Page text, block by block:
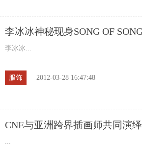
李冰冰神秘现身SONG OF
李冰冰...
服饰 2012-03-28 16:47:48
CNE与亚洲跨界插画师共同演
...